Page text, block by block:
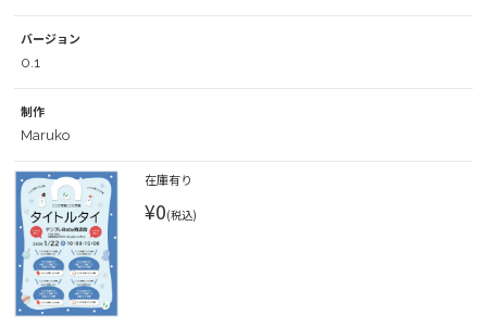
バージョン
0.1
制作
Maruko
在庫有り
¥0(税込)